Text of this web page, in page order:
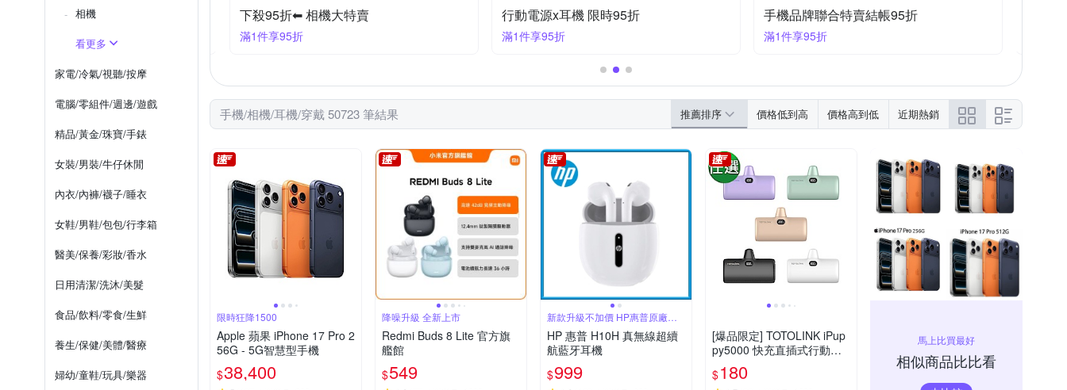
相機
看更多
家電/冷氣/視聽/按摩
電腦/零組件/週邊/遊戲
精品/黃金/珠寶/手錶
女裝/男裝/牛仔休閒
內衣/內褲/襪子/睡衣
女鞋/男鞋/包包/行李箱
醫美/保養/彩妝/香水
日用清潔/洗沐/美髮
食品/飲料/零食/生鮮
養生/保健/美體/醫療
婦幼/童鞋/玩具/樂器
下殺95折⬅︎ 相機大特賣
滿1件享95折
行動電源x耳機 限時95折
滿1件享95折
手機品牌聯合特賣結帳95折
滿1件享95折
手機/相機/耳機/穿戴 50723 筆結果 推薦排序 價格低到高 價格高到低 近期熱銷
限時狂降1500
Apple 蘋果 iPhone 17 Pro 2
56G - 5G智慧型手機
$38,400
降噪升級 全新上市
Redmi Buds 8 Lite 官方旗
艦館
$549
新款升級不加價 HP惠普原廠高
品質
HP 惠普 H10H 真無線超續
航藍牙耳機
$999
[爆品限定] TOTOLINK iPup
py5000 快充直插式行動電
源( Lightning/Type-C )
$180
馬上比買最好
相似商品比比看